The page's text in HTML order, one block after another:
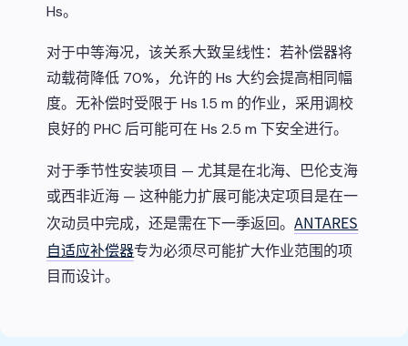
Hs。
对于中等海况，该关系大致呈线性：若补偿器将
动载荷降低 70%，允许的 Hs 大约会提高相同幅
度。无补偿时受限于 Hs 1.5 m 的作业，采用调校
良好的 PHC 后可能可在 Hs 2.5 m 下安全进行。
对于季节性安装项目 — 尤其是在北海、巴伦支海
或西非近海 — 这种能力扩展可能决定项目是在一
次动员中完成，还是需在下一季返回。ANTARES
自适应补偿器专为必须尽可能扩大作业范围的项
目而设计。